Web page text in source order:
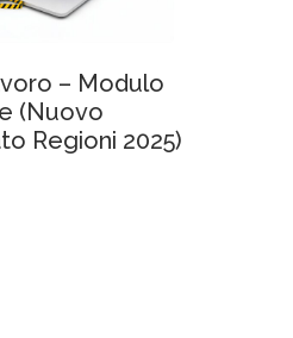
– Modulo
(Nuovo
Regioni 2025)